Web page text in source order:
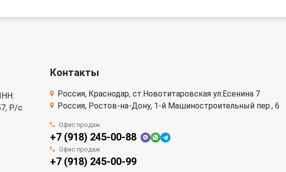
Р/c
Контакты
Россия, Краснодар, ст.Новотитаровская ул.Есенина 7
Россия, Ростов-на-Дону, 1-й Машиностроительный пер., 6
Офис продаж
+7 (918) 245-00-88
Офис продаж
+7 (918) 245-00-99